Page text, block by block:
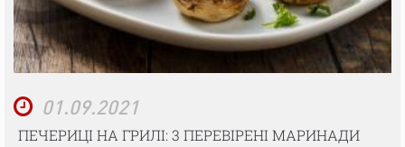
01.09.2021
ПЕЧЕРИЦІ НА ГРИЛІ: 3 ПЕРЕВІРЕНІ МАРИНАДИ